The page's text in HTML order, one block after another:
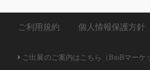
ご利用規約 個人情報保護方針
ご出展のご案内はこちら（BtoBマーケ